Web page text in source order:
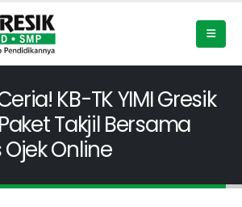
KB-TK YIMI Gresik
Takjil Bersama
Online